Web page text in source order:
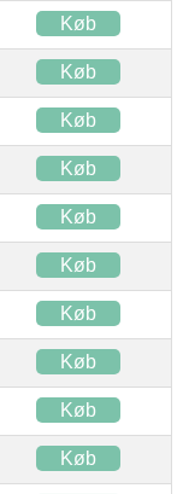
Køb
Køb
Køb
Køb
Køb
Køb
Køb
Køb
Køb
Køb